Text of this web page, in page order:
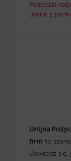
Pożyczki
unijne z
Unijna
firm to
Dowiedz się,